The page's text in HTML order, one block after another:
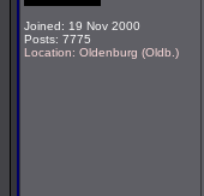
Joined: 19 Nov 2000
Posts: 7775
Location: Oldenburg (Oldb.)